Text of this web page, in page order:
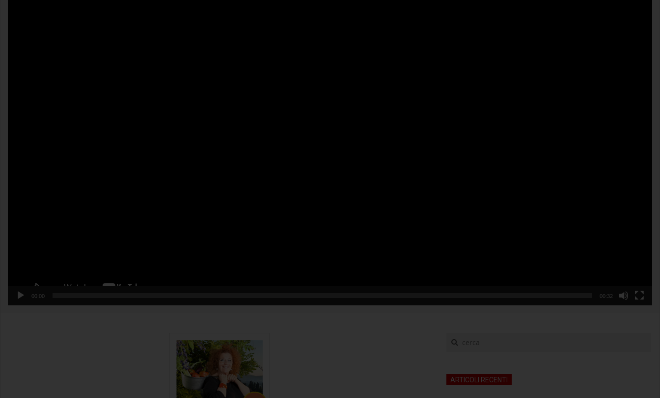
00:00 00:32
cerca
ARTICOLI RECENTI